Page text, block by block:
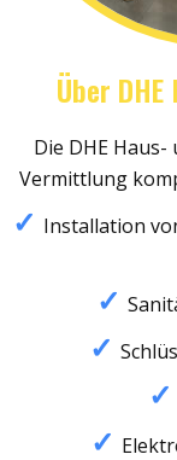
Über
Die DHE
Vermittlung
Installation